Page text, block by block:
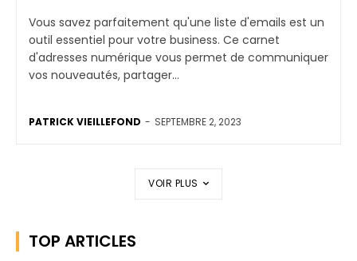
Vous savez parfaitement qu'une liste d'emails est un
outil essentiel pour votre business. Ce carnet
d'adresses numérique vous permet de communiquer
vos nouveautés, partager...
PATRICK VIEILLEFOND - SEPTEMBRE 2, 2023
VOIR PLUS
TOP ARTICLES